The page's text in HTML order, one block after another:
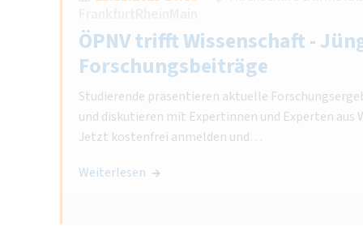
ÖPNV trifft Wissenschaft -
Forschungsbeiträge
Studierende präsentieren aktuelle
und diskutieren mit Expertinnen und Experten aus
Jetzt kostenfrei anmelden und…
Weiterlesen